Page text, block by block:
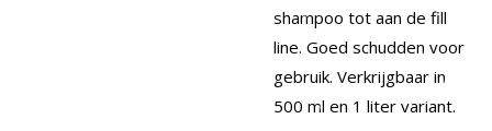
shampoo tot aan de fill
line. Goed schudden voor
gebruik. Verkrijgbaar in
500 ml en 1 liter variant.